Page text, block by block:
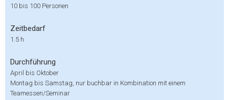
10 bis 100 Personen
Zeitbedarf
1.5 h
Durchführung
April bis Oktober
Montag bis Samstag, nur buchbar in Kombination mit einem
Teamessen/Seminar